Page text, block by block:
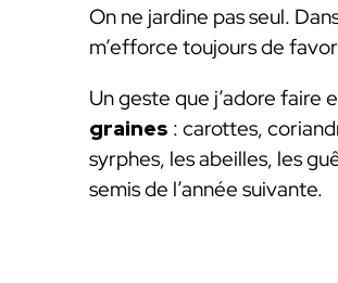
On ne jardine pas seul.
m’efforce toujours de
Un geste que j’adore faire
graines : carottes,
syrphes, les abeilles, les
semis de l’année suivante.